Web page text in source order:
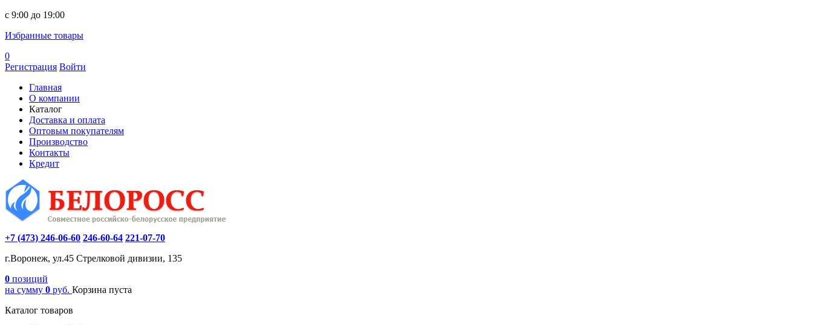
c 9:00 до 19:00
Избранные товары
0
Регистрация Войти
Главная
О компании
Каталог
Доставка и оплата
Оптовым покупателям
Производство
Контакты
Кредит
+7 (473) 246-06-60 246-60-64 221-07-70
г.Воронеж, ул.45 Стрелковой дивизии, 135
0 позиций
на сумму 0 руб. Корзина пуста
Каталог товаров